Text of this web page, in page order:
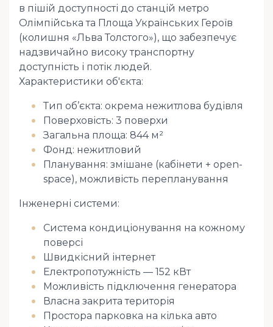
в пішій доступності до станцій метро
Олімпійська та Площа Українських Героїв
(колишня «Льва Толстого»), що забезпечує
надзвичайно високу транспортну
доступність і потік людей.
Характеристики об'єкта:
Тип об’єкта: окрема нежитлова будівля
Поверховість: 3 поверхи
Загальна площа: 844 м²
Фонд: нежитловий
Планування: змішане (кабінети + open-
space), можливість перепланування
Інженерні системи:
Система кондиціонування на кожному
поверсі
Швидкісний інтернет
Електропотужність — 152 кВт
Можливість підключення генератора
Власна закрита територія
Простора парковка на кілька авто